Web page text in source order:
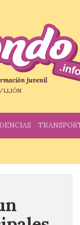
juvenil
LLIÓN